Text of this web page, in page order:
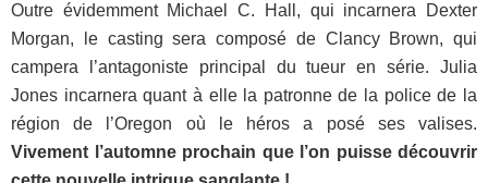
Outre évidemment Michael C. Hall, qui incarnera Dexter
Morgan, le casting sera composé de Clancy Brown, qui
campera l’antagoniste principal du tueur en série. Julia
Jones incarnera quant à elle la patronne de la police de la
région de l’Oregon où le héros a posé ses valises.
Vivement l’automne prochain que l’on puisse découvrir